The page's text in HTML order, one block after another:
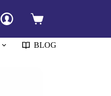
Panier
BLOG